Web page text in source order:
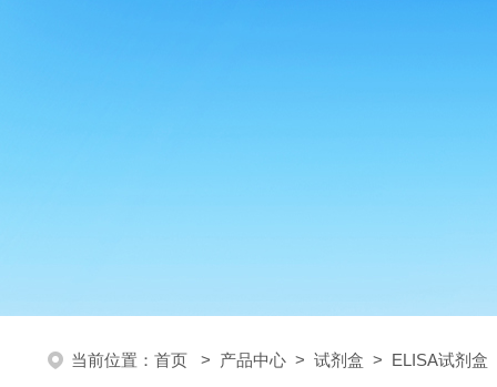
当前位置： 首页 > 产品中心 > 试剂盒 > ELISA试剂盒